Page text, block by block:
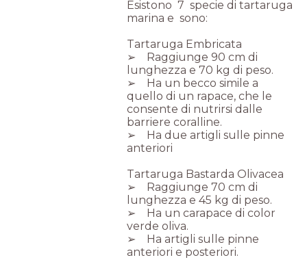
Esistono 7 specie di tartaruga
marina e sono:
Tartaruga Embricata
➢ Raggiunge 90 cm di
lunghezza e 70 kg di peso.
➢ Ha un becco simile a
quello di un rapace, che le
consente di nutrirsi dalle
barriere coralline.
➢ Ha due artigli sulle pinne
anteriori
Tartaruga Bastarda Olivacea
➢ Raggiunge 70 cm di
lunghezza e 45 kg di peso.
➢ Ha un carapace di color
verde oliva.
➢ Ha artigli sulle pinne
anteriori e posteriori.